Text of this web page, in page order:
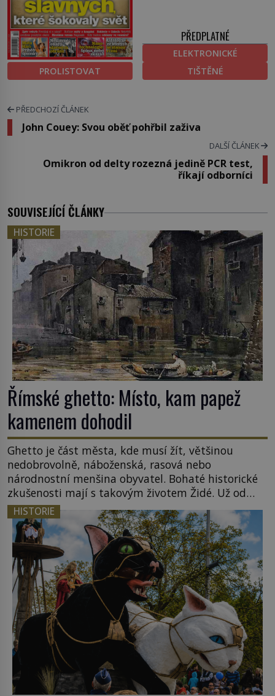
PROLISTOVAT
PŘEDPLATNÉ
ELEKTRONICKÉ
TIŠTĚNÉ
PŘEDCHOZÍ ČLÁNEK
John Couey: Svou oběť pohřbil zaživa
DALŠÍ ČLÁNEK
Omikron od delty rozezná jedině PCR test,
říkají odborníci
SOUVISEJÍCÍ ČLÁNKY
HISTORIE
Římské ghetto: Místo, kam papež
kamenem dohodil
Ghetto je část města, kde musí žít, většinou
nedobrovolně, náboženská, rasová nebo
národnostní menšina obyvatel. Bohaté historické
zkušenosti mají s takovým životem Židé. Už od
středověku jsou totiž v každou chvíli nuceni v
nějakém žít. Mezi ty nejslavnější patří i římské
ghetto založené v roce 1555. Pokud jde o vztah
k Židům, nemá se Řím čím chlubit. […]
HISTORIE